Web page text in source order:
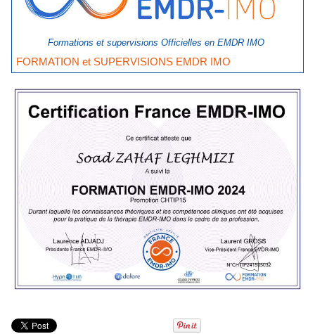
Formations et supervisions Officielles en EMDR IMO
FORMATION et SUPERVISIONS EMDR IMO